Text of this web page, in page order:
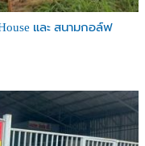
และ สนามกอล์ฟ